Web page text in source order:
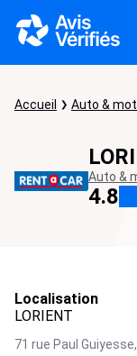
Accueil Auto &
Auto &
4.8
Localisation
LORIENT
71 rue Paul Guiyesse,